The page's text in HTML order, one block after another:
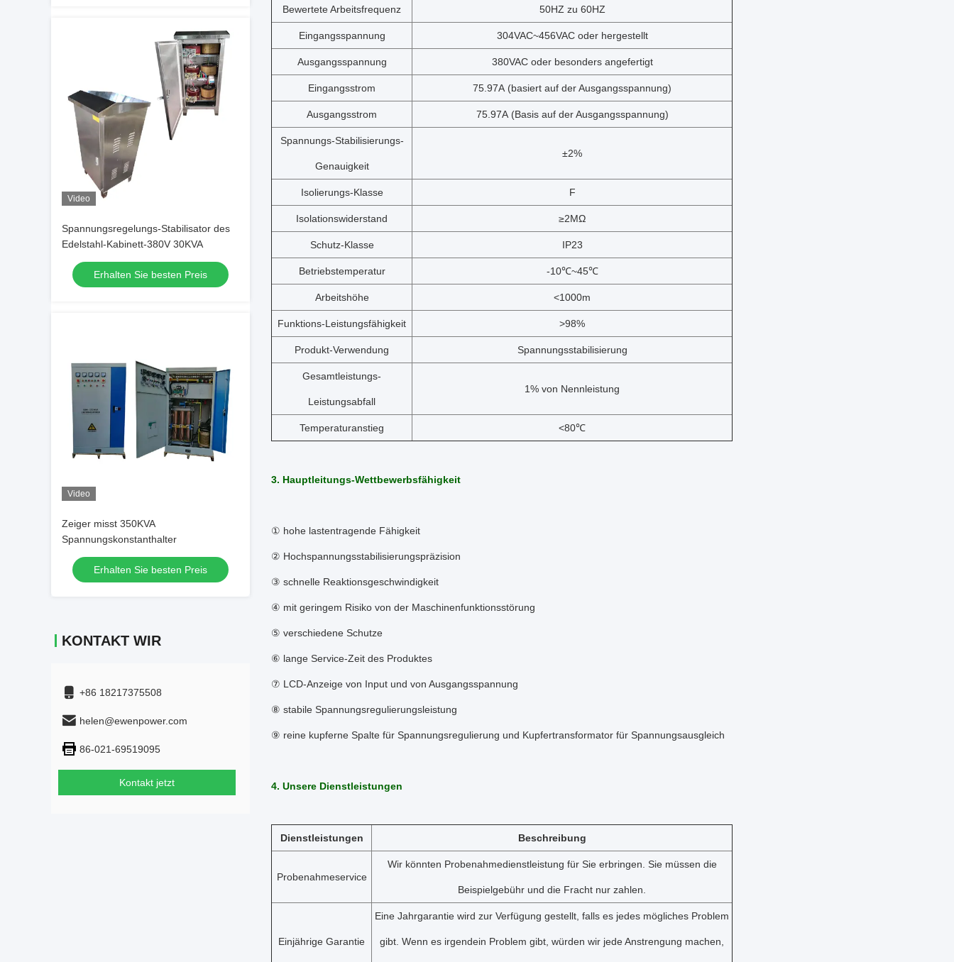
Video
Spannungsregelungs-Stabilisator des
Edelstahl-Kabinett-380V 30KVA
Erhalten Sie besten Preis
Video
Zeiger misst 350KVA
Spannungskonstanthalter
Erhalten Sie besten Preis
KONTAKT WIR
+86 18217375508
helen@ewenpower.com
86-021-69519095
Kontakt jetzt
Bewertete Arbeitsfrequenz 50HZ zu 60HZ
Eingangsspannung 304VAC~456VAC oder hergestellt
Ausgangsspannung 380VAC oder besonders angefertigt
Eingangsstrom 75.97A (basiert auf der Ausgangsspannung)
Ausgangsstrom 75.97A (Basis auf der Ausgangsspannung)
Spannungs-Stabilisierungs-
Genauigkeit
±2%
Isolierungs-Klasse F
Isolationswiderstand ≥2MΩ
Schutz-Klasse IP23
Betriebstemperatur -10℃~45℃
Arbeitshöhe <1000m
Funktions-Leistungsfähigkeit >98%
Produkt-Verwendung Spannungsstabilisierung
Gesamtleistungs-
Leistungsabfall
1% von Nennleistung
Temperaturanstieg <80℃
3. Hauptleitungs-Wettbewerbsfähigkeit
① hohe lastentragende Fähigkeit
② Hochspannungsstabilisierungspräzision
③ schnelle Reaktionsgeschwindigkeit
④ mit geringem Risiko von der Maschinenfunktionsstörung
⑤ verschiedene Schutze
⑥ lange Service-Zeit des Produktes
⑦ LCD-Anzeige von Input und von Ausgangsspannung
⑧ stabile Spannungsregulierungsleistung
⑨ reine kupferne Spalte für Spannungsregulierung und Kupfertransformator für Spannungsausgleich
4. Unsere Dienstleistungen
Dienstleistungen Beschreibung
Probenahmeservice
Wir könnten Probenahmedienstleistung für Sie erbringen. Sie müssen die
Beispielgebühr und die Fracht nur zahlen.
Einjährige Garantie
Eine Jahrgarantie wird zur Verfügung gestellt, falls es jedes mögliches Problem
gibt. Wenn es irgendein Problem gibt, würden wir jede Anstrengung machen,